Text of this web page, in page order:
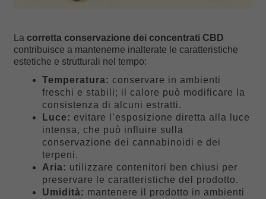
Lacorretta conservazione dei concentrati CBD
contribuisce a mantenerne inalterate le caratteristiche
estetiche e strutturali nel tempo:
Temperatura: conservare in ambienti
freschi e stabili; il calore può modificare la
consistenza di alcuni estratti.
Luce: evitare l’esposizione diretta alla luce
intensa, che può influire sulla
conservazione dei cannabinoidi e dei
terpeni.
Aria: utilizzare contenitori ben chiusi per
preservare le caratteristiche del prodotto.
Umidità: mantenere il prodotto in ambienti